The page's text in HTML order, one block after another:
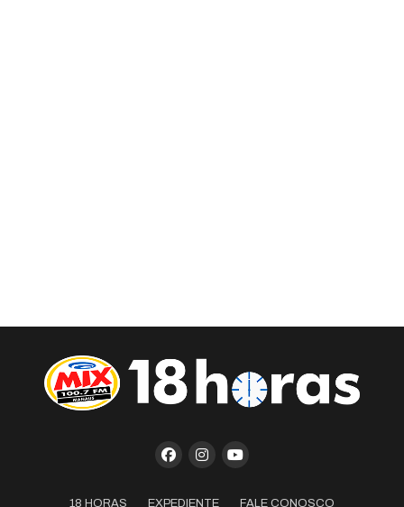
18 HORAS EXPEDIENTE FALE CONOSCO